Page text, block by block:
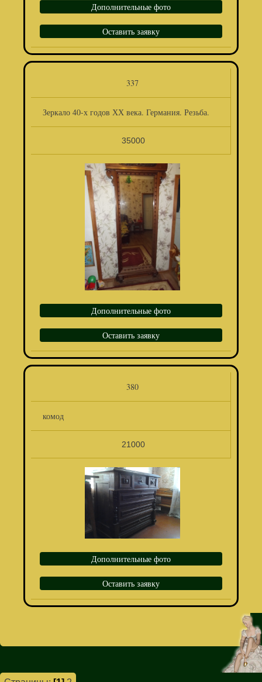
Дополнительные фото
Оставить заявку
337
Зеркало 40-х годов ХХ века. Германия. Резьба.
35000
Дополнительные фото
Оставить заявку
380
комод
21000
Дополнительные фото
Оставить заявку